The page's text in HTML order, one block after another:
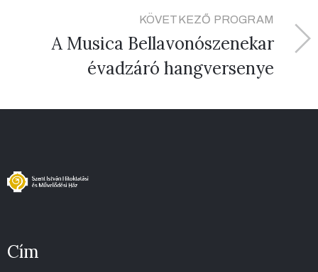
KÖVETKEZŐ PROGRAM
A Musica Bellavonószenekar
évadzáró hangversenye
Cím